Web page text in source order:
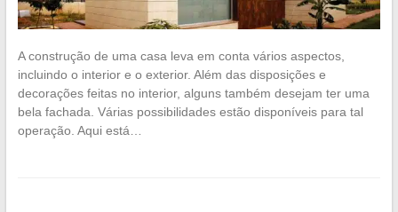
A construção de uma casa leva em conta vários aspectos,
incluindo o interior e o exterior. Além das disposições e
decorações feitas no interior, alguns também desejam ter uma
bela fachada. Várias possibilidades estão disponíveis para tal
operação. Aqui está…